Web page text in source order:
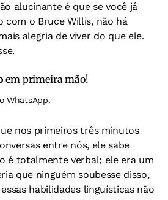
alucinante é que se você já
com o Bruce Willis, não há
alegria de viver do que ele.
em primeira mão!
WhatsApp.
nos primeiros três minutos
entre nós, ele sabe
é totalmente verbal; ele era um
que ninguém soubesse disso,
habilidades linguísticas não